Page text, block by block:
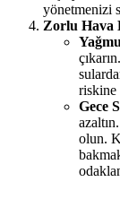
yönetmenizi
Zorlu Hava
riskine
Gece
olun.